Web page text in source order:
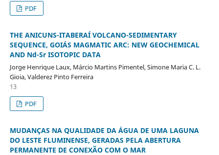
PDF
THE ANICUNS-ITABERAÍ VOLCANO-SEDIMENTARY
SEQUENCE, GOIÁS MAGMATIC ARC: NEW GEOCHEMICAL
AND Nd-Sr ISOTOPIC DATA
Jorge Henrique Laux, Márcio Martins Pimentel, Simone Maria C. L.
Gioia, Valderez Pinto Ferreira
13
PDF
MUDANÇAS NA QUALIDADE DA ÁGUA DE UMA LAGUNA
DO LESTE FLUMINENSE, GERADAS PELA ABERTURA
PERMANENTE DE CONEXÃO COM O MAR